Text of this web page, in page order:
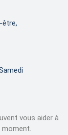
être,
vous aider à
moment.